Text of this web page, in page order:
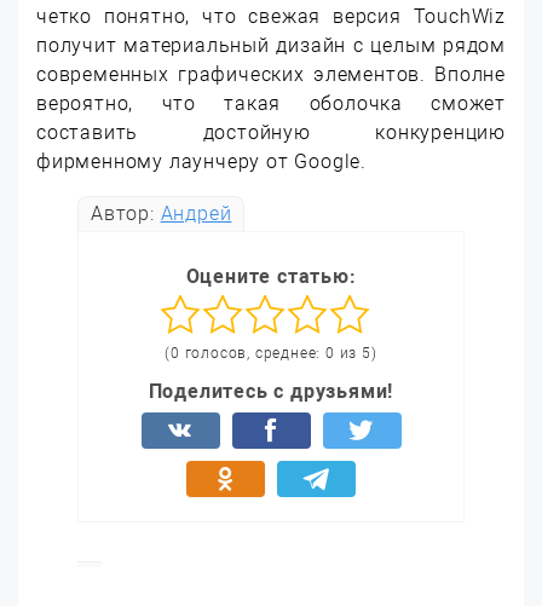
четко понятно, что свежая версия TouchWiz
получит материальный дизайн с целым рядом
современных графических элементов. Вполне
вероятно, что такая оболочка сможет
составить достойную конкуренцию
фирменному лаунчеру от Google.
Автор: Андрей
Оцените статью:
(0 голосов, среднее: 0 из 5)
Поделитесь с друзьями!